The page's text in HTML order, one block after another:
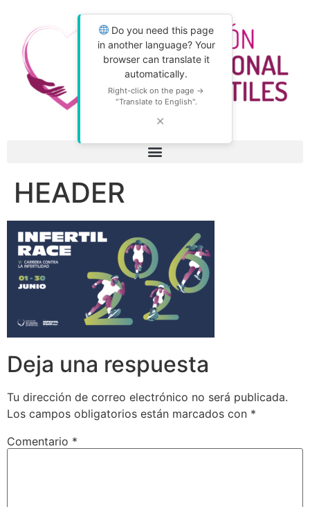
Do you need this page
in another language? Your
browser can translate it
automatically.
Right-click on the page →
"Translate to English".
✕
HEADER
Deja una respuesta
Tu dirección de correo electrónico no será publicada.
Los campos obligatorios están marcados con *
Comentario *